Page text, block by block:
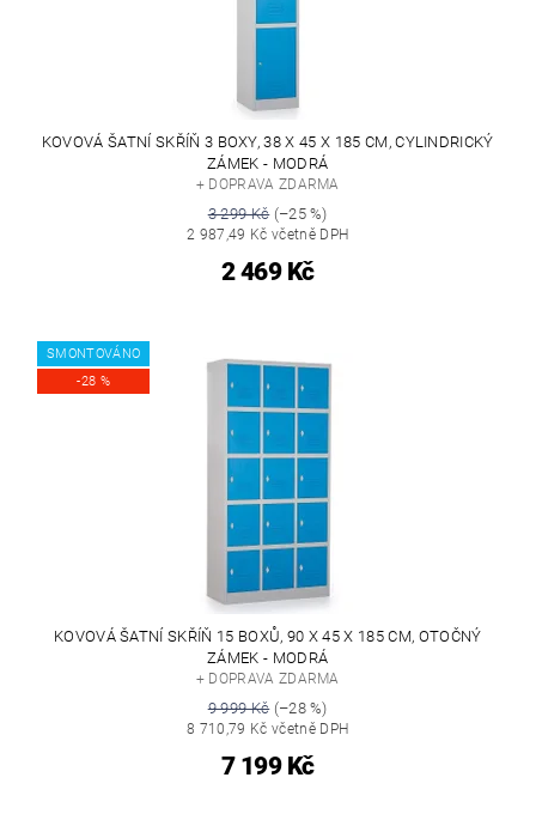
KOVOVÁ ŠATNÍ SKŘÍŇ 3 BOXY, 38 X 45 X 185 CM, CYLINDRICKÝ
ZÁMEK - MODRÁ
+ DOPRAVA ZDARMA
3 299 Kč(–25 %)
2 987,49 Kč včetně DPH
2 469 Kč
SMONTOVÁNO
-28 %
KOVOVÁ ŠATNÍ SKŘÍŇ 15 BOXŮ, 90 X 45 X 185 CM, OTOČNÝ
ZÁMEK - MODRÁ
+ DOPRAVA ZDARMA
9 999 Kč(–28 %)
8 710,79 Kč včetně DPH
7 199 Kč